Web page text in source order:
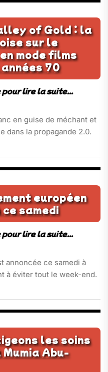
of Gold : la
sur le
mode films
70
en guise de méchant et
dans la propagande 2.0.
européen
samedi
annoncée ce samedi à
à éviter tout le week-end.
les soins
Abu-